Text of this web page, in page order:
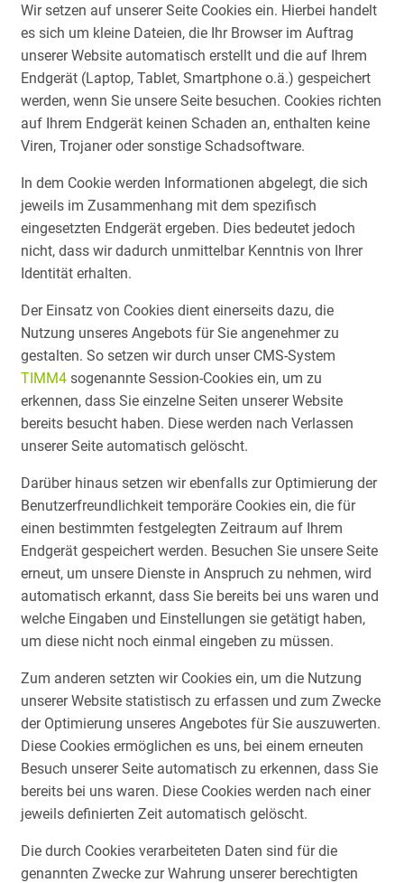
Wir setzen auf unserer Seite Cookies ein. Hierbei handelt
es sich um kleine Dateien, die Ihr Browser im Auftrag
unserer Website automatisch erstellt und die auf Ihrem
Endgerät (Laptop, Tablet, Smartphone o.ä.) gespeichert
werden, wenn Sie unsere Seite besuchen. Cookies richten
auf Ihrem Endgerät keinen Schaden an, enthalten keine
Viren, Trojaner oder sonstige Schadsoftware.
In dem Cookie werden Informationen abgelegt, die sich
jeweils im Zusammenhang mit dem spezifisch
eingesetzten Endgerät ergeben. Dies bedeutet jedoch
nicht, dass wir dadurch unmittelbar Kenntnis von Ihrer
Identität erhalten.
Der Einsatz von Cookies dient einerseits dazu, die
Nutzung unseres Angebots für Sie angenehmer zu
gestalten. So setzen wir durch unser CMS-System
TIMM4 sogenannte Session-Cookies ein, um zu
erkennen, dass Sie einzelne Seiten unserer Website
bereits besucht haben. Diese werden nach Verlassen
unserer Seite automatisch gelöscht.
Darüber hinaus setzen wir ebenfalls zur Optimierung der
Benutzerfreundlichkeit temporäre Cookies ein, die für
einen bestimmten festgelegten Zeitraum auf Ihrem
Endgerät gespeichert werden. Besuchen Sie unsere Seite
erneut, um unsere Dienste in Anspruch zu nehmen, wird
automatisch erkannt, dass Sie bereits bei uns waren und
welche Eingaben und Einstellungen sie getätigt haben,
um diese nicht noch einmal eingeben zu müssen.
Zum anderen setzten wir Cookies ein, um die Nutzung
unserer Website statistisch zu erfassen und zum Zwecke
der Optimierung unseres Angebotes für Sie auszuwerten.
Diese Cookies ermöglichen es uns, bei einem erneuten
Besuch unserer Seite automatisch zu erkennen, dass Sie
bereits bei uns waren. Diese Cookies werden nach einer
jeweils definierten Zeit automatisch gelöscht.
Die durch Cookies verarbeiteten Daten sind für die
genannten Zwecke zur Wahrung unserer berechtigten